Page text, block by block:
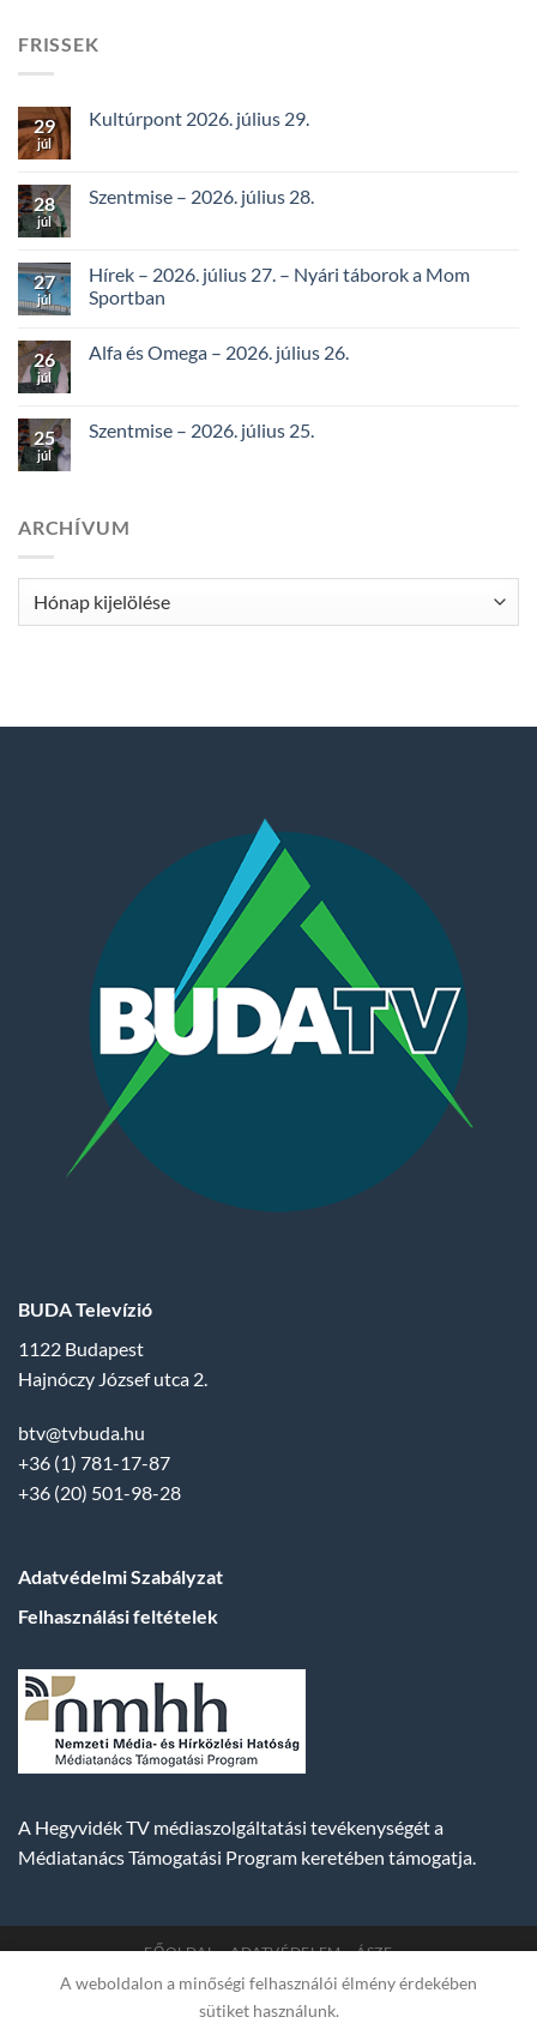
FRISSEK
29
júl
Kultúrpont 2026. július 29.
28
júl
Szentmise – 2026. július 28.
27
júl
Hírek – 2026. július 27. – Nyári táborok a Mom
Sportban
26
júl
Alfa és Omega – 2026. július 26.
25
júl
Szentmise – 2026. július 25.
ARCHÍVUM
Archívum
BUDA Televízió
1122 Budapest
Hajnóczy József utca 2.
btv@tvbuda.hu
+36 (1) 781-17-87
+36 (20) 501-98-28
Adatvédelmi Szabályzat
Felhasználási feltételek
A Hegyvidék TV médiaszolgáltatási tevékenységét a
Médiatanács Támogatási Program keretében támogatja.
FŐOLDAL ADATVÉDELEM ÁSZF
Copyright 2007-2026 © BUDA TV | Hegyvidék Média
Műsorszolgáltató Kft. | Budapest, Hungary, XII. Hajnóczy József
A weboldalon a minőségi felhasználói élmény érdekében
sütiket használunk.